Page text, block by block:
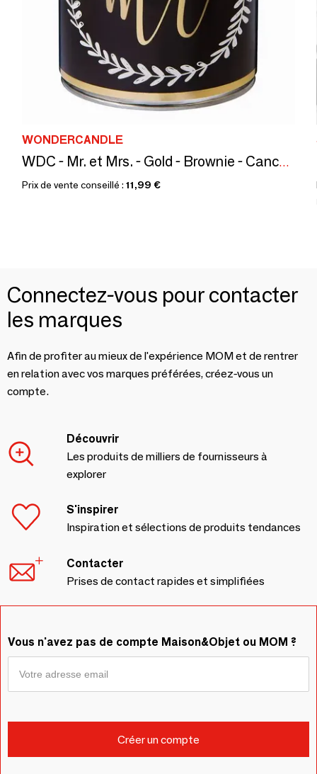
WONDERCANDLE
WDC - Mr. et Mrs. - Gold - Brownie - Cancake
Prix de vente conseillé : 11,99 €
Connectez-vous pour contacter
les marques
Afin de profiter au mieux de l'expérience MOM et de rentrer
en relation avec vos marques préférées, créez-vous un
compte.
Découvrir
Les produits de milliers de fournisseurs à
explorer
S'inspirer
Inspiration et sélections de produits tendances
Contacter
Prises de contact rapides et simplifiées
Vous n'avez pas de compte Maison&Objet ou MOM ?